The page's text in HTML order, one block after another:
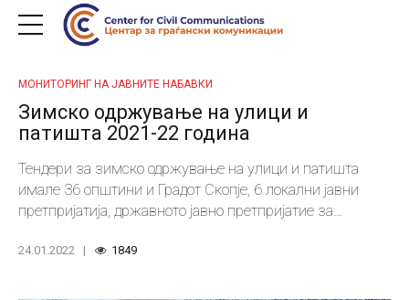
МОНИТОРИНГ НА ЈАВНИТЕ НАБАВКИ
Зимско одржување на улици и
патишта 2021-22 година
Тендери за зимско одржување на улици и патишта
имале 36 општини и Градот Скопје, 6 локални јавни
претпријатија, државното јавно претпријатие за
регионалните патишта – Скопје, АД Електрани и
24.01.2022 1849